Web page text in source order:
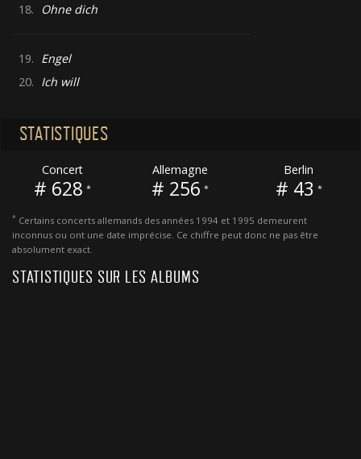
18.
Ohne dich
19. Engel
20. Ich will
STATISTIQUES
Concert
# 628 *
Allemagne
# 256 *
Berlin
# 43 *
* Certains concerts allemands des années 1994 et 1995 demeurent
inconnus ou ont une date imprécise. Ce chiffre peut donc ne pas être
absolument exact.
STATISTIQUES SUR LES ALBUMS